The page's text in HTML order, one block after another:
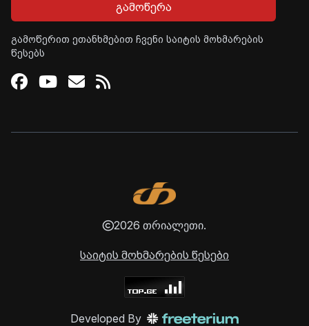
გამოწერა
გამოწერით ეთანხმებით ჩვენი საიტის მოხმარების
წესებს
Facebook
Youtube
Email
RSS
2026 თრიალეთი.
საიტის მოხმარების წესები
Developed By